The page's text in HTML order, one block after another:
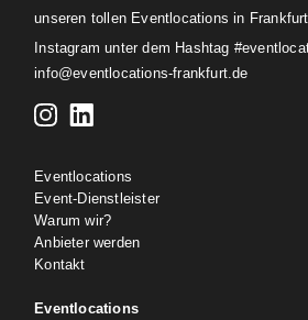
unseren tollen Eventlocations in
Instagram unter dem Hashtag
info@eventlocations-frankfurt.de
Eventlocations
Event-Dienstleister
Warum wir?
Anbieter werden
Kontakt
Eventlocations